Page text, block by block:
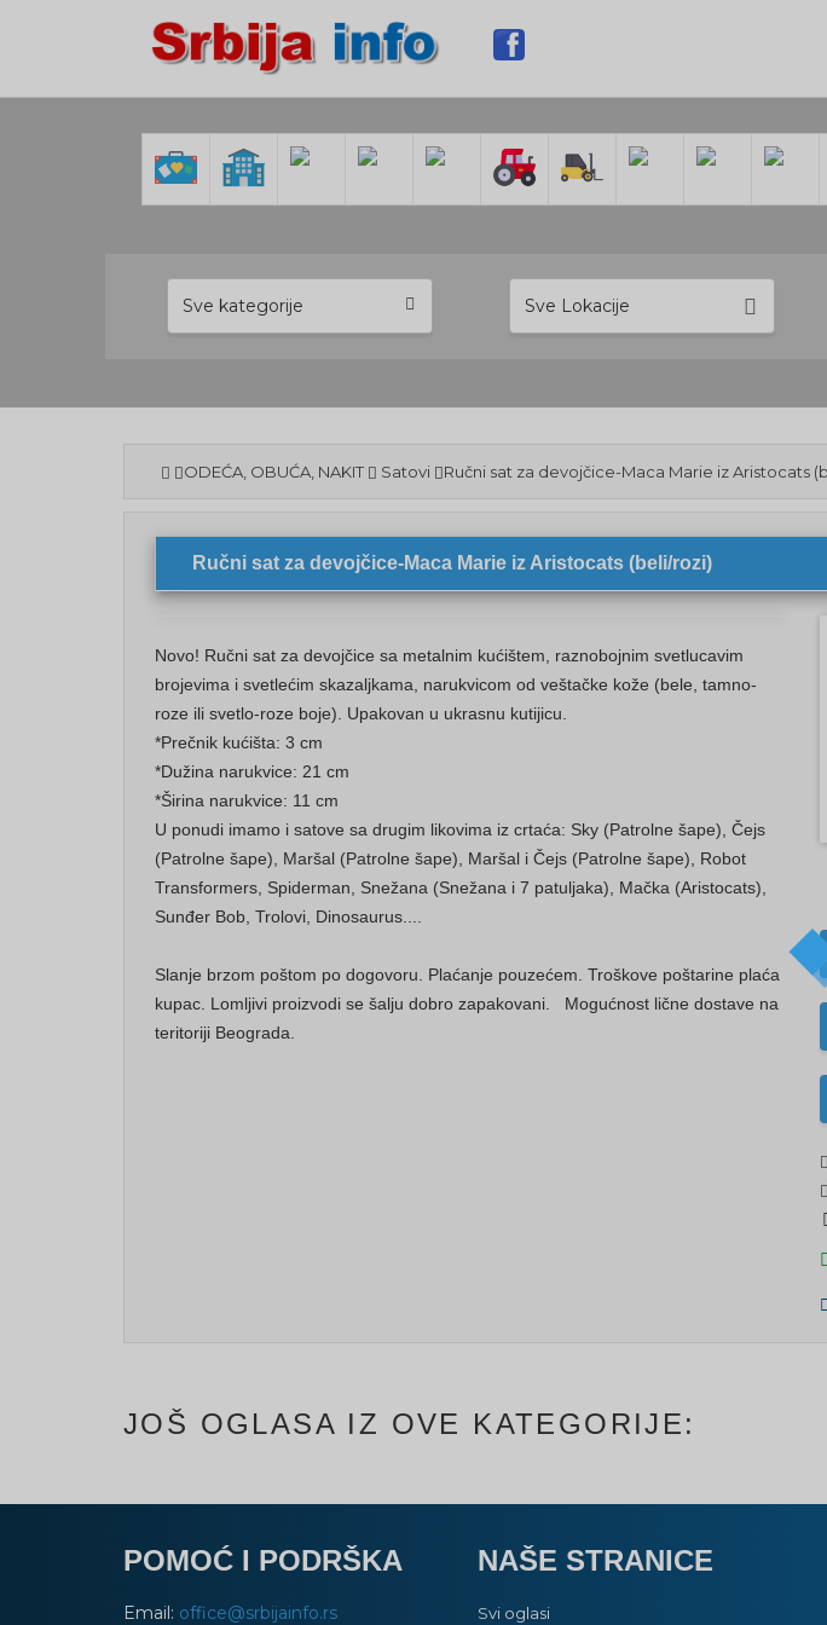
Sve kategorije Sve Lokacije
ODEĆA, OBUĆA, NAKIT Satovi Ručni sat za devojčice-Maca Marie iz Aristocats
Ručni sat za devojčice-Maca Marie iz Aristocats (beli/rozi)
Novo! Ručni sat za devojčice sa metalnim kućištem, raznobojnim svetlucavim
brojevima i svetlećim skazaljkama, narukvicom od veštačke kože (bele, tamno-
roze ili svetlo-roze boje). Upakovan u ukrasnu kutijicu.
*Prečnik kućišta: 3 cm
*Dužina narukvice: 21 cm
*Širina narukvice: 11 cm
U ponudi imamo i satove sa drugim likovima iz crtaća: Sky (Patrolne šape), Čejs
(Patrolne šape), Maršal (Patrolne šape), Maršal i Čejs (Patrolne šape), Robot
Transformers, Spiderman, Snežana (Snežana i 7 patuljaka), Mačka (Aristocats),
Sunđer Bob, Trolovi, Dinosaurus....
Slanje brzom poštom po dogovoru. Plaćanje pouzećem. Troškove poštarine plaća
kupac. Lomljivi proizvodi se šalju dobro zapakovani. Mogućnost lične dostave na
teritoriji Beograda.
JOŠ OGLASA IZ OVE KATEGORIJE:
POMOĆ I PODRŠKA
Email: office@srbijainfo.rs
NAŠE STRANICE
Svi oglasi